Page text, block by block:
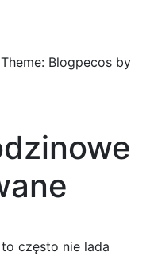
Theme: Blogpecos by
często nie lada